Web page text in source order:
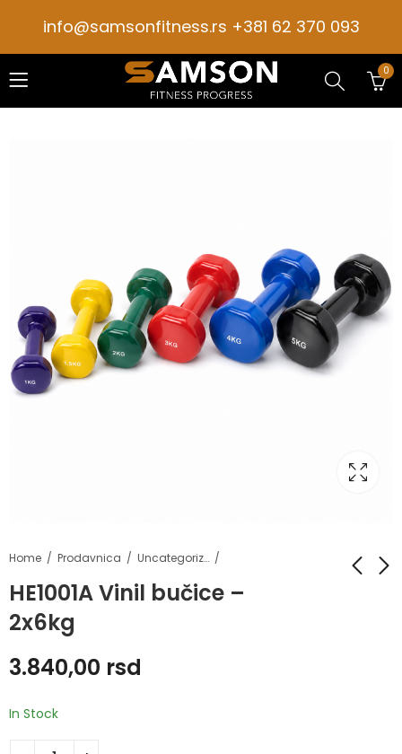
info@samsonfitness.rs +381 62 370 093
0
Home Prodavnica Uncategorized
HE1001A Vinil bučice –
2x6kg
3.840,00 rsd
In Stock